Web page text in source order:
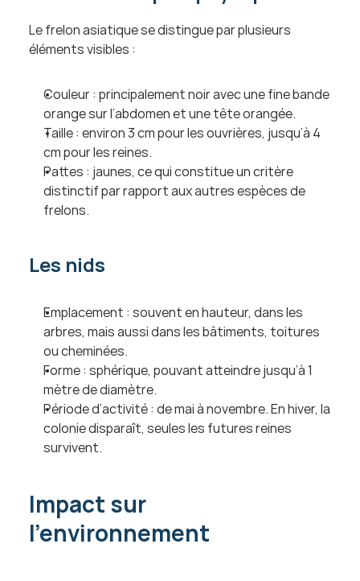
Le frelon asiatique se distingue par plusieurs
éléments visibles :
Couleur : principalement noir avec une fine bande
orange sur l’abdomen et une tête orangée.
Taille : environ 3 cm pour les ouvrières, jusqu’à 4
cm pour les reines.
Pattes : jaunes, ce qui constitue un critère
distinctif par rapport aux autres espèces de
frelons.
Les nids
Emplacement : souvent en hauteur, dans les
arbres, mais aussi dans les bâtiments, toitures
ou cheminées.
Forme : sphérique, pouvant atteindre jusqu’à 1
mètre de diamètre.
Période d’activité : de mai à novembre. En hiver, la
colonie disparaît, seules les futures reines
survivent.
Impact sur
l’environnement